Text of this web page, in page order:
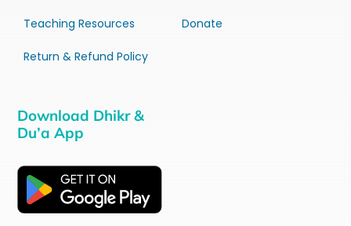
Teaching Resources
Return & Refund Policy
Donate
Download Dhikr &
Du’a App